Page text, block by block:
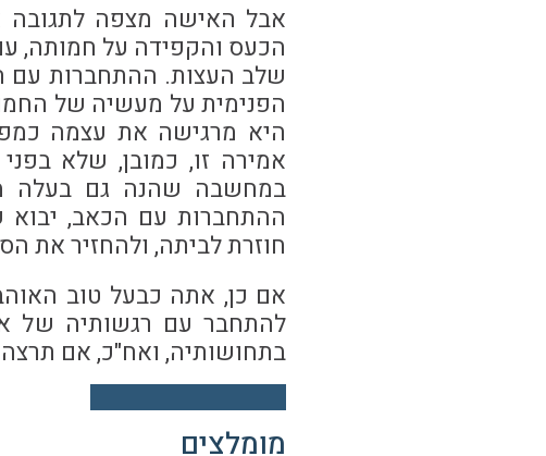
אבל האישה מצפה
הכעס והקפידה על חמותה,
שלב העצות. ההתחברות עם
הפנימית על מעשיה של
היא מרגישה את עצמה
אמירה זו, כמובן, שלא
במחשבה שהנה גם בעלה
ההתחברות עם הכאב, יבוא
חוזרת לביתה, ולהחזיר את
אם כן, אתה כבעל טוב
להתחבר עם רגשותיה של
בתחושותיה, ואח"כ, אם
מומלצים